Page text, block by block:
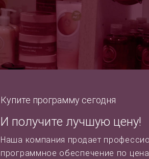
Купите программу сегодня
И получите лучшую цену!
Наша компания продает
программное обеспечение по